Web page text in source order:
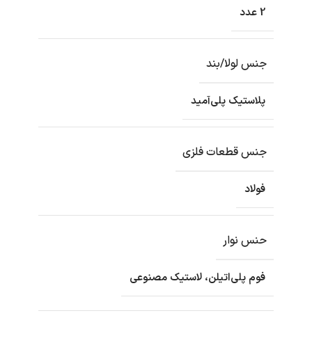
2 عدد
جنس لولا/بند
پلاستیک پلی‌آمید
جنس قطعات فلزی
فولاد
حنس نوار
فوم پلی‌اتیلن، لاستیک مصنوعی